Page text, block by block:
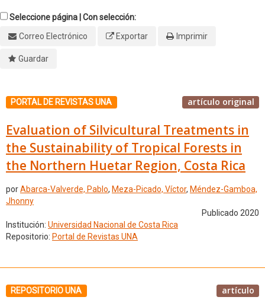
Seleccione página | Con selección:
Correo Electrónico
Exportar Imprimir
Guardar
PORTAL DE REVISTAS UNA artículo original
Evaluation of Silvicultural Treatments in
the Sustainability of Tropical Forests in
the Northern Huetar Region, Costa Rica
porAbarca-Valverde, Pablo, Meza-Picado, Víctor, Méndez-Gamboa,
Jhonny
Publicado 2020
Institución: Universidad Nacional de Costa Rica
Repositorio: Portal de Revistas UNA
REPOSITORIO UNA artículo